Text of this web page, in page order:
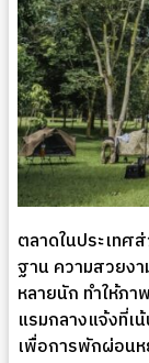
ตลาดในประเท
ฐาน ความสวยง
หลายนัก ทำให้ภ
แรมกลางแจ้งที่เ
เพื่อการพักผ่อน